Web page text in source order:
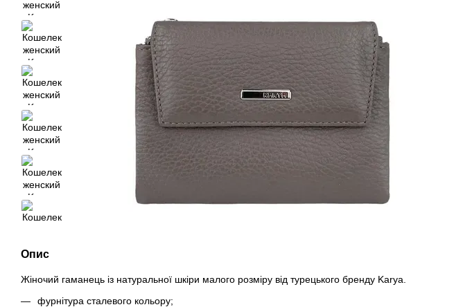
Опис
Жіночий гаманець із натуральної шкіри малого розміру від турецького бренду Karya.
фурнітура сталевого кольору;